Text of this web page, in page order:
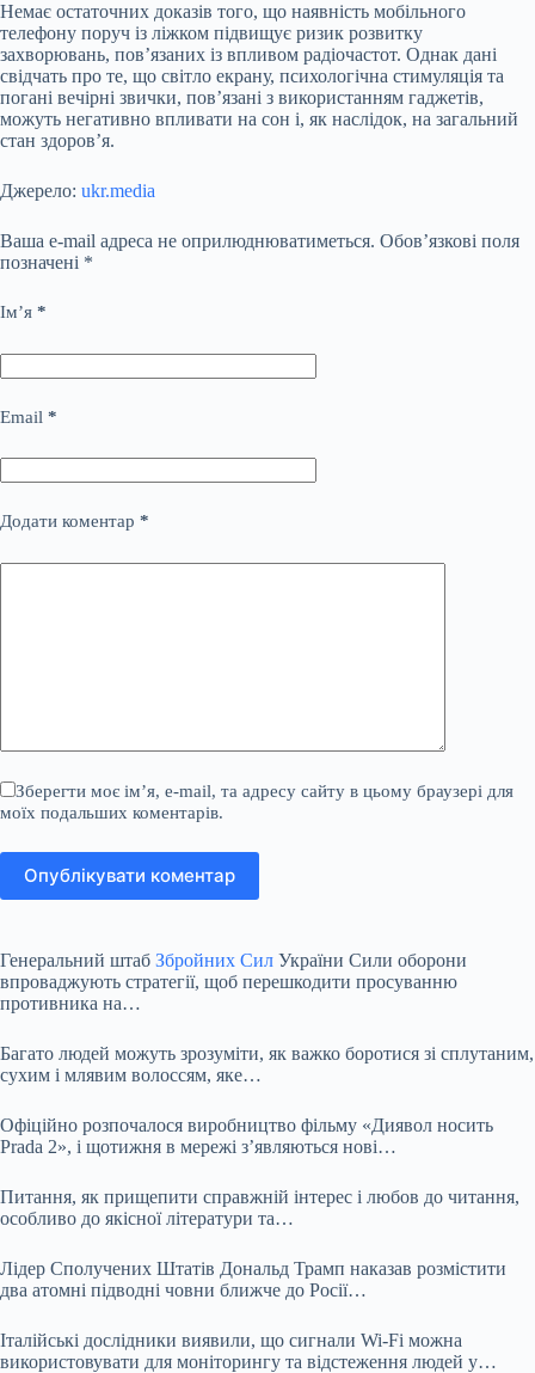
Немає остаточних доказів того, що наявність мобільного
телефону поруч із ліжком підвищує ризик розвитку
захворювань, пов’язаних із впливом радіочастот. Однак дані
свідчать про те, що світло екрану, психологічна стимуляція та
погані вечірні звички, пов’язані з використанням гаджетів,
можуть негативно впливати на сон і, як наслідок, на загальний
стан здоров’я.
Джерело: ukr.media
Ваша e-mail адреса не оприлюднюватиметься. Обов’язкові поля
позначені *
Ім’я *
Email *
Додати коментар *
Зберегти моє ім’я, e-mail, та адресу сайту в цьому браузері для
моїх подальших коментарів.
Опублікувати коментар
Генеральний штаб Збройних Сил України Сили оборони
впроваджують стратегії, щоб перешкодити просуванню
противника на…
Багато людей можуть зрозуміти, як важко боротися зі сплутаним,
сухим і млявим волоссям, яке…
Офіційно розпочалося виробництво фільму «Диявол носить
Prada 2», і щотижня в мережі з’являються нові…
Питання, як прищепити справжній інтерес і любов до читання,
особливо до якісної літератури та…
Лідер Сполучених Штатів Дональд Трамп наказав розмістити
два атомні підводні човни ближче до Росії…
Італійські дослідники виявили, що сигнали Wi-Fi можна
використовувати для моніторингу та відстеження людей у…